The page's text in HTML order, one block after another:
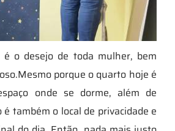
é o desejo de toda mulher, bem
porque o quarto hoje é
onde se dorme, além de
também o local de privacidade e